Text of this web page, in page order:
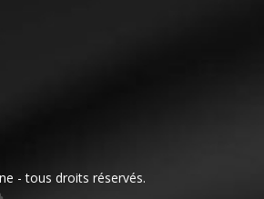
- tous droits réservés.